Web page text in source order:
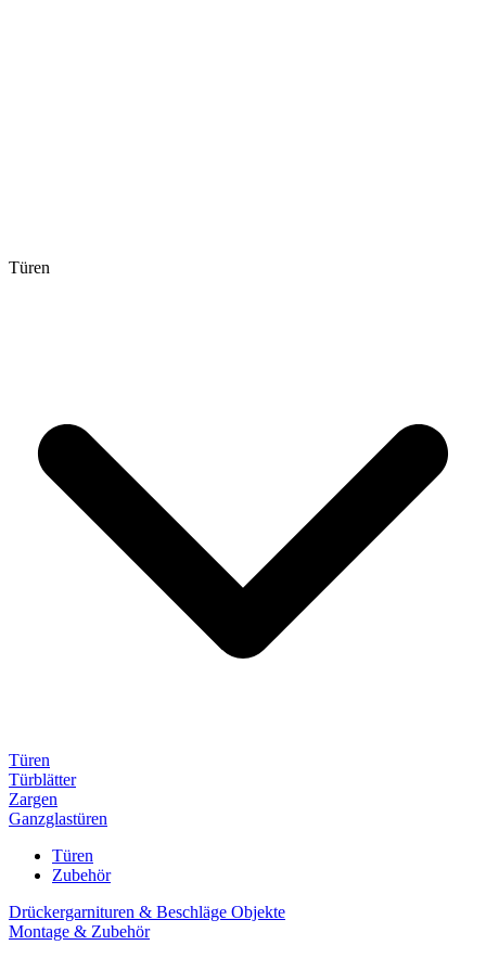
Türen
Türen
Türblätter
Zargen
Ganzglastüren
Türen
Zubehör
Drückergarnituren & Beschläge Objekte
Montage & Zubehör